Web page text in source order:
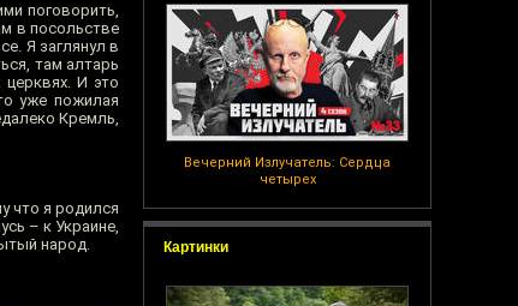
Вечерний Излучатель: Сердца
четырех
Картинки
поговорить,
в посольстве
Я заглянул в
там алтарь
И это
уже пожилая
Кремль,
что я родился
– к Украине,
народ.